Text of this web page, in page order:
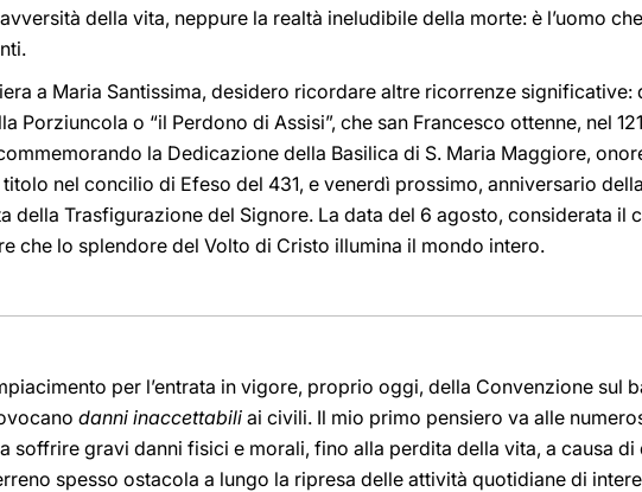
della vita, neppure la realtà ineludibile della morte: è l’uomo
a Maria Santissima, desidero ricordare altre ricorrenze significative:
Porziuncola o “il Perdono di Assisi”, che san Francesco ottenne, nel
la Dedicazione della Basilica di S. Maria Maggiore,
nel concilio di Efeso del 431, e venerdì prossimo, anniversario
della Trasfigurazione del Signore. La data del 6 agosto, considerata il
che lo splendore del Volto di Cristo illumina il mondo intero.
per l’entrata in vigore, proprio oggi, della Convenzione sul
danni inaccettabili ai civili. Il mio primo pensiero va alle
soffrire gravi danni fisici e morali, fino alla perdita della vita, a causa di
spesso ostacola a lungo la ripresa delle attività quotidiane di